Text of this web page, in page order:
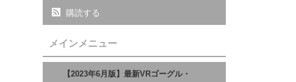
購読する
メインメニュー
【2023年6月版】最新VRゴーグル・